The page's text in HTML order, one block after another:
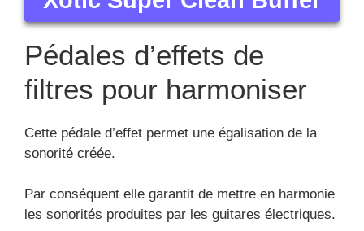
Pédales d’effets de
filtres pour harmoniser
sonorité créée.
les sonorités produites par les guitares électriques.